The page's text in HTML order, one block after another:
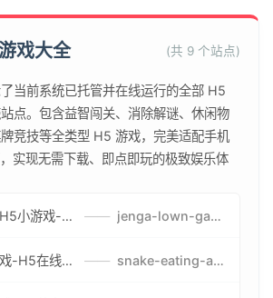
戏大全 (共 9 个站点)
当前系统已托管并在线运行的全部 H5
点。包含益智闯关、消除解谜、休闲物
竞技等全类型 H5 游戏，完美适配手机
实现无需下载、即点即玩的极致娱乐体
叠叠高小丑H5小游戏-刺激游戏叠叠高小丑竞技赛-网页在线叠叠高小丑闯关游戏 —— jenga-lown-game.smartwatchmanufacturer.cn
蛇吃苹果游戏-H5在线蛇吃苹果网页游戏-有趣休闲游戏 —— snake-eating-apple-game.smartwatchmanufacturer.cn